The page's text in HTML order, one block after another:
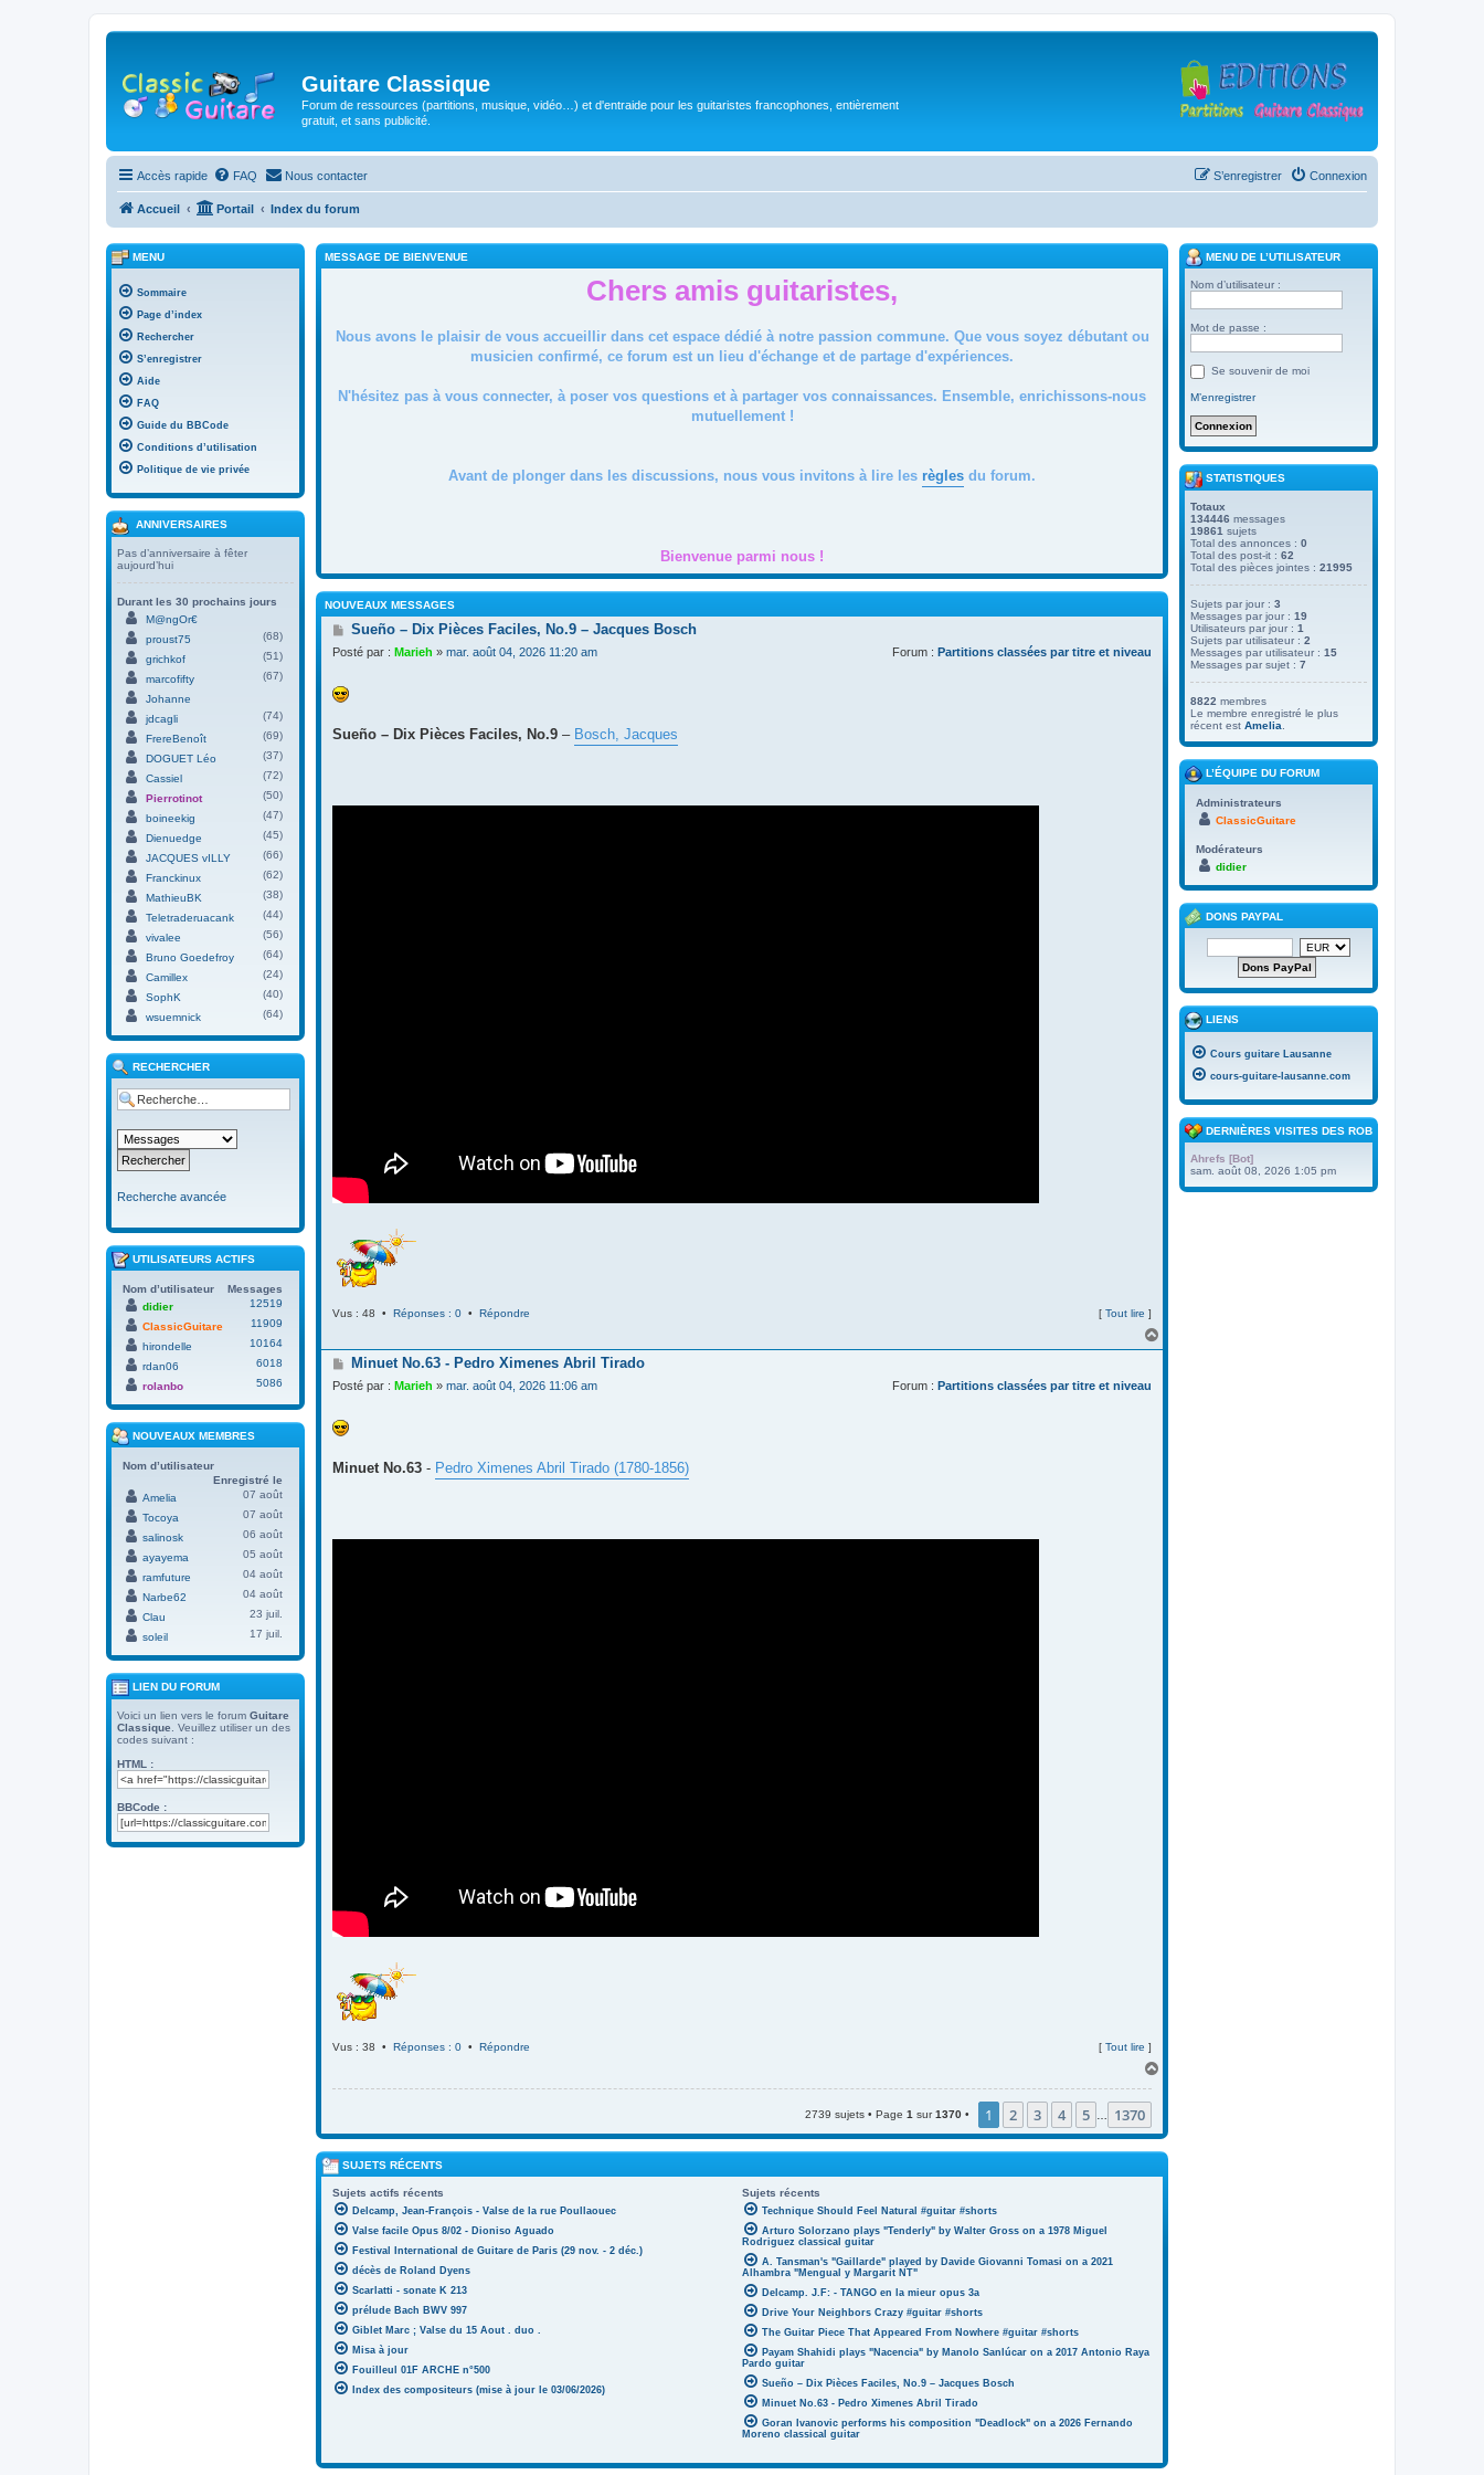
Guitare Classique
Forum de ressources (partitions, musique, vidéo…) et d'entraide pour les guitaristes francophones, entièrement
gratuit, et sans publicité.
Accès rapide FAQ Nous contacter Connexion
S’enregistrer
Accueil Portail Index du forum
MESSAGE DE BIENVENUE
Chers amis guitaristes,
Nous avons le plaisir de vous accueillir dans cet espace dédié à notre passion commune. Que vous soyez débutant ou
musicien confirmé, ce forum est un lieu d'échange et de partage d'expériences.
N'hésitez pas à vous connecter, à poser vos questions et à partager vos connaissances. Ensemble, enrichissons-nous
mutuellement !
Avant de plonger dans les discussions, nous vous invitons à lire les règles du forum.
Bienvenue parmi nous !
NOUVEAUX MESSAGES
M
s
a
g
Sueño – Dix Pièces Faciles, No.9 – Jacques Bosch
Posté par : Marieh » mar. août 04, 2026 11:20 am Forum : Partitions classées par titre et niveau
Sueño – Dix Pièces Faciles, No.9 – Bosch, Jacques
Vus : 48 • Réponses : 0 • Répondre [ Tout lire ]
a
M
s
a
g
Minuet No.63 - Pedro Ximenes Abril Tirado
Posté par : Marieh » mar. août 04, 2026 11:06 am Forum : Partitions classées par titre et niveau
Minuet No.63 - Pedro Ximenes Abril Tirado (1780-1856)
Vus : 38 • Réponses : 0 • Répondre [ Tout lire ]
2739 sujets • Page 1 sur1370 • 1 2 3 4 5 1370
SUJETS RÉCENTS
Sujets actifs récents Sujets récents
Delcamp, Jean-François - Valse de la rue Poullaouec
Valse facile Opus 8/02 - Dioniso Aguado
Festival International de Guitare de Paris (29 nov. - 2 déc.)
décès de Roland Dyens
Scarlatti - sonate K 213
prélude Bach BWV 997
Giblet Marc ; Valse du 15 Aout . duo .
Misa à jour
Fouilleul 01F ARCHE n°500
Index des compositeurs (mise à jour le 03/06/2026)
Technique Should Feel Natural #guitar #shorts
Arturo Solorzano plays "Tenderly" by Walter Gross on a 1978 Miguel
Rodriguez classical guitar
A. Tansman's "Gaillarde" played by Davide Giovanni Tomasi on a 2021
Alhambra "Mengual y Margarit NT"
Delcamp. J.F: - TANGO en la mieur opus 3a
Drive Your Neighbors Crazy #guitar #shorts
The Guitar Piece That Appeared From Nowhere #guitar #shorts
Payam Shahidi plays "Nacencia" by Manolo Sanlúcar on a 2017 Antonio Raya
Pardo guitar
Sueño – Dix Pièces Faciles, No.9 – Jacques Bosch
Minuet No.63 - Pedro Ximenes Abril Tirado
Goran Ivanovic performs his composition "Deadlock" on a 2026 Fernando
Moreno classical guitar
MENU
Sommaire
Page d’index
Rechercher
S’enregistrer
Aide
FAQ
Guide du BBCode
Conditions d’utilisation
Politique de vie privée
ANNIVERSAIRES
Pas d’anniversaire à fêter
aujourd’hui
Durant les 30 prochains jours
M@ngOr€
proust75
(68)
grichkof
(51)
marcofifty
(67)
Johanne
jdcagli
(74)
FrereBenoît
(69)
DOGUET Léo
(37)
Cassiel
(72)
Pierrotinot
(50)
boineekig
(47)
Dienuedge
(45)
JACQUES vILLY
(66)
Franckinux
(62)
MathieuBK
(38)
Teletraderuacank
(44)
vivalee
(56)
Bruno Goedefroy
(64)
Camillex
(24)
SophK
(40)
wsuemnick
(64)
RECHERCHER
Recherche avancée
UTILISATEURS ACTIFS
Nom d’utilisateur
Messages
didier
12519
ClassicGuitare
11909
hirondelle
10164
rdan06
6018
rolanbo
5086
NOUVEAUX MEMBRES
Nom d’utilisateur
Enregistré le
Amelia
07 août
Tocoya
07 août
salinosk
06 août
ayayema
05 août
ramfuture
04 août
Narbe62
04 août
Clau
23 juil.
soleil
17 juil.
LIEN DU FORUM
Voici un lien vers le forum Guitare
Classique . Veuillez utiliser un des
codes suivant :
HTML :
BBCode :
MENU DE L’UTILISATEUR
Nom d’utilisateur :
Mot de passe :
Se souvenir de moi
M’enregistrer
STATISTIQUES
Totaux
134446 messages
19861 sujets
Total des annonces : 0
Total des post-it : 62
Total des pièces jointes : 21995
Sujets par jour : 3
Messages par jour : 19
Utilisateurs par jour : 1
Sujets par utilisateur : 2
Messages par utilisateur : 15
Messages par sujet : 7
8822 membres
Le membre enregistré le plus
récent est Amelia
L’ÉQUIPE DU FORUM
Administrateurs
ClassicGuitare
Modérateurs
didier
DONS PAYPAL
LIENS
Cours guitare Lausanne
cours-guitare-lausanne.com
DERNIÈRES VISITES DES ROBOTS
Ahrefs [Bot]
sam. août 08, 2026 1:05 pm